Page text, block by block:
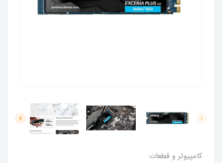
کامپیوتر و قطعات